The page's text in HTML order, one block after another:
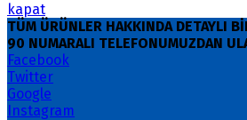
kapat
TÜM ÜRÜNLER HAKKINDA DETAYLI
90 NUMARALI TELEFONUMUZDAN
Facebook
Twitter
Google
Instagram